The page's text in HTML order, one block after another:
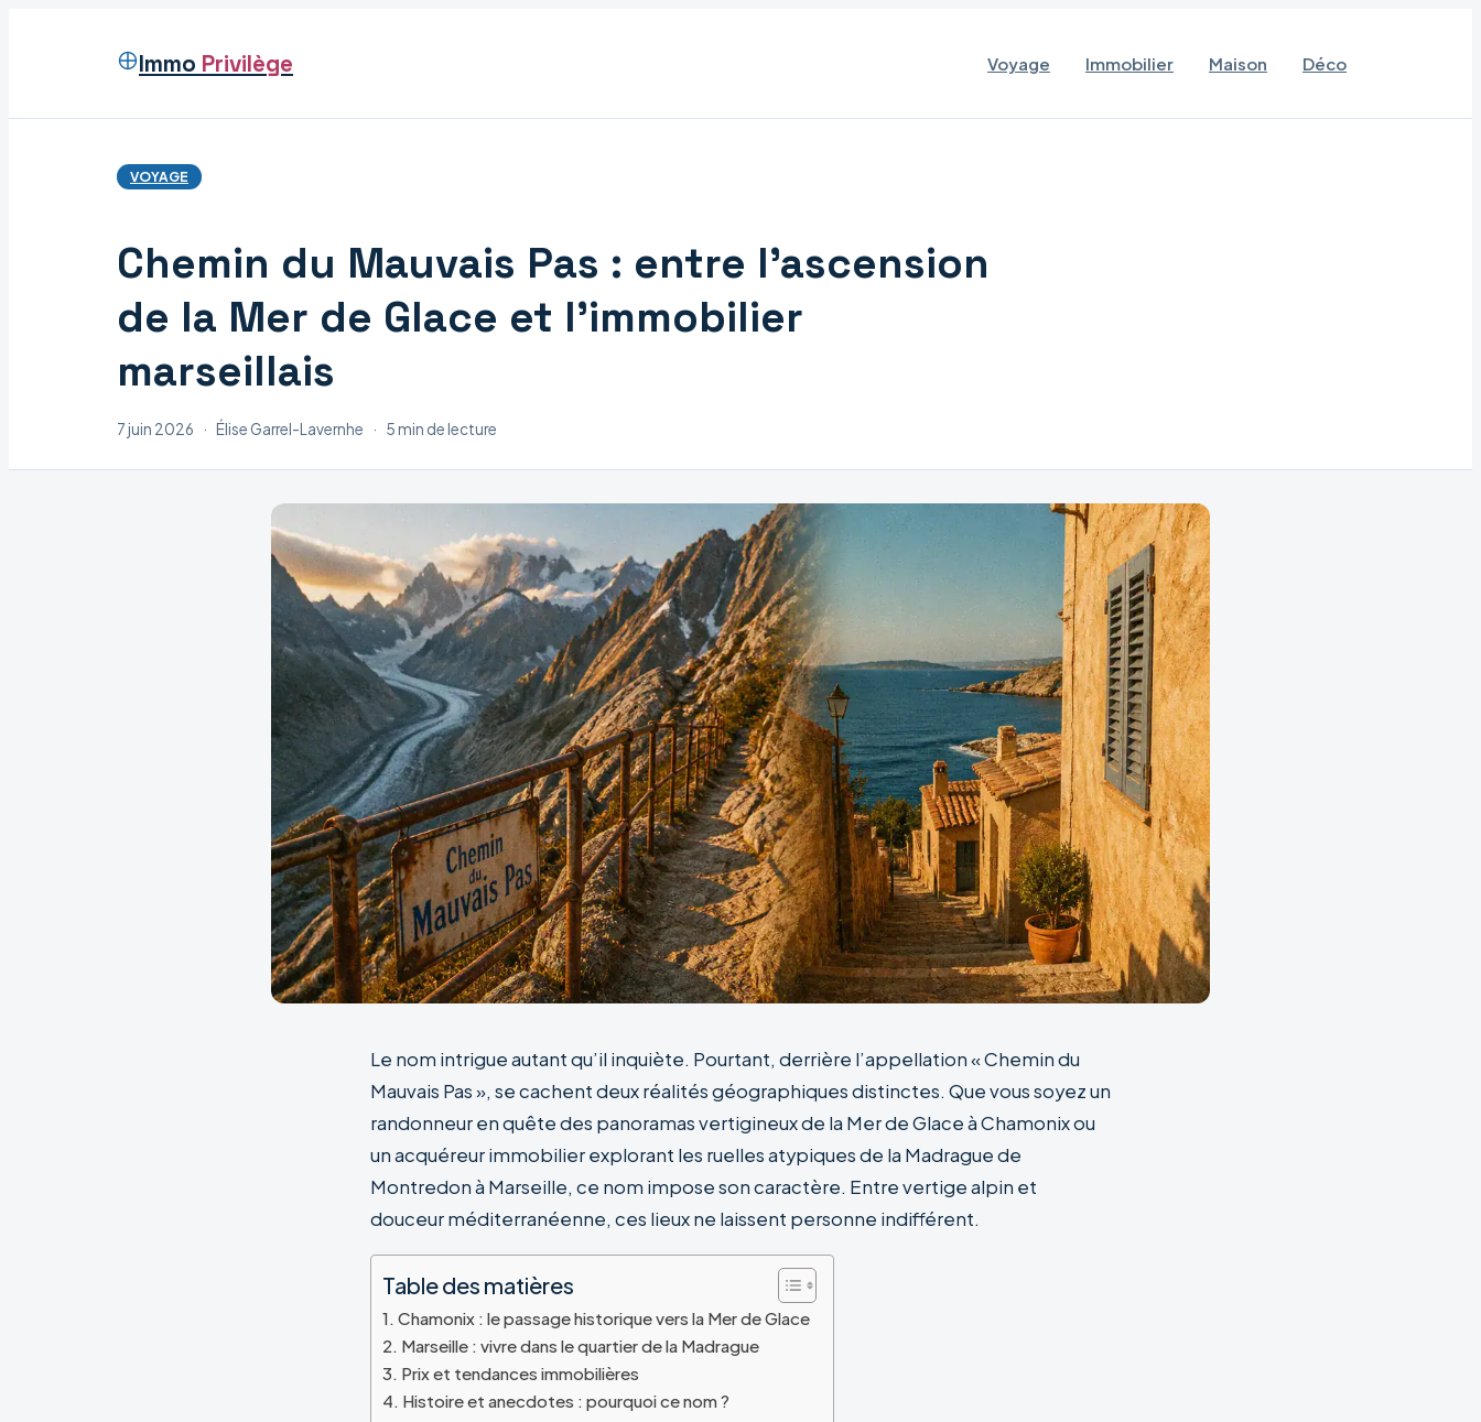
Immo Privilège Voyage Immobilier Maison Déco
VOYAGE
Chemin du Mauvais Pas : entre l’ascension
de la Mer de Glace et l’immobilier
marseillais
7 juin 2026 · Élise Garrel-Lavernhe · 5 min de lecture
Le nom intrigue autant qu’il inquiète. Pourtant, derrière l’appellation « Chemin du
Mauvais Pas », se cachent deux réalités géographiques distinctes. Que vous soyez un
randonneur en quête des panoramas vertigineux de la Mer de Glace à Chamonix ou
un acquéreur immobilier explorant les ruelles atypiques de la Madrague de
Montredon à Marseille, ce nom impose son caractère. Entre vertige alpin et
douceur méditerranéenne, ces lieux ne laissent personne indifférent.
Table des matières
Chamonix : le passage historique vers la Mer de Glace
Marseille : vivre dans le quartier de la Madrague
Prix et tendances immobilières
Histoire et anecdotes : pourquoi ce nom ?